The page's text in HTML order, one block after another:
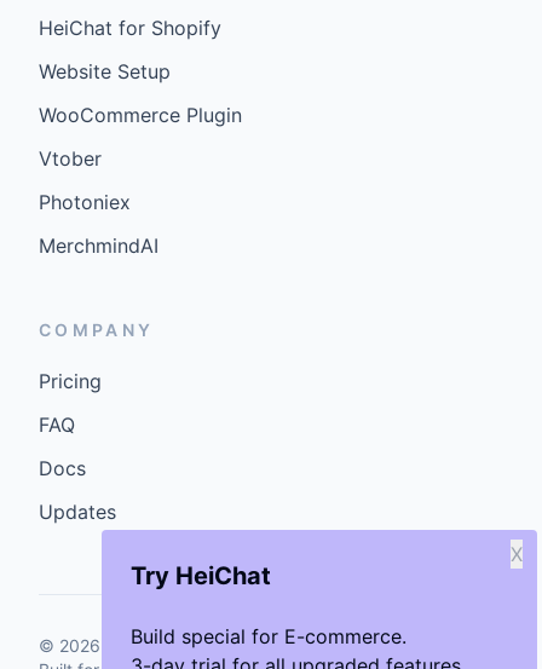
Try HeiChat
Build special for E-commerce.
X
HeiChat for Shopify
Website Setup
WooCommerce Plugin
Vtober
Photoniex
MerchmindAI
COMPANY
Pricing
FAQ
Docs
Updates
© 2026 GenCybers Inc. All rights reserved.